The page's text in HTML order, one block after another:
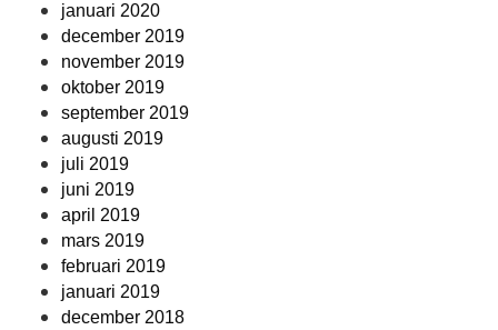
januari 2020
december 2019
november 2019
oktober 2019
september 2019
augusti 2019
juli 2019
juni 2019
april 2019
mars 2019
februari 2019
januari 2019
december 2018